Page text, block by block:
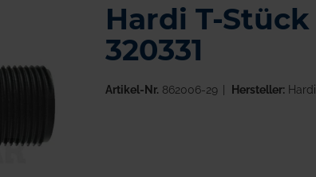
Hardi T-Stück
320331
Artikel-Nr. 862006-29 Hersteller:Hardi